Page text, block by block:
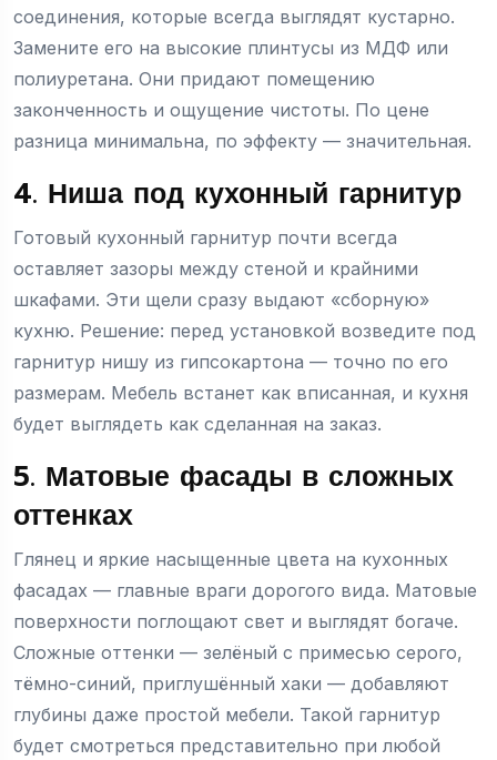
соединения, которые всегда выглядят кустарно.
Замените его на высокие плинтусы из МДФ или
полиуретана. Они придают помещению
законченность и ощущение чистоты. По цене
разница минимальна, по эффекту — значительная.
4. Ниша под кухонный гарнитур
Готовый кухонный гарнитур почти всегда
оставляет зазоры между стеной и крайними
шкафами. Эти щели сразу выдают «сборную»
кухню. Решение: перед установкой возведите под
гарнитур нишу из гипсокартона — точно по его
размерам. Мебель встанет как вписанная, и кухня
будет выглядеть как сделанная на заказ.
5. Матовые фасады в сложных
оттенках
Глянец и яркие насыщенные цвета на кухонных
фасадах — главные враги дорогого вида. Матовые
поверхности поглощают свет и выглядят богаче.
Сложные оттенки — зелёный с примесью серого,
тёмно-синий, приглушённый хаки — добавляют
глубины даже простой мебели. Такой гарнитур
будет смотреться представительно при любой